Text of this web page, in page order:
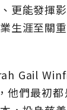
更能發揮
生涯至關
Gail
他們最初